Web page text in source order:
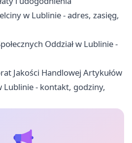
w Lublinie - adres, zasięg,
Oddział w Lublinie -
Jakości Handlowej Artykułów
Lublinie - kontakt, godziny,